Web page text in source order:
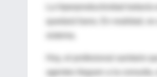
La hiperproductividad
quedará fuera. En realidad,
Hoy, el profesional sanitario
agentes lleguen a la